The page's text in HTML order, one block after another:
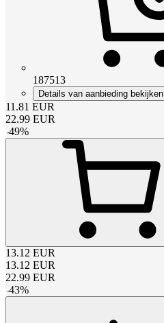
187513
Details van aanbieding bekijken
11.81 EUR
22.99 EUR
-49%
13.12 EUR
13.12 EUR
22.99 EUR
-43%